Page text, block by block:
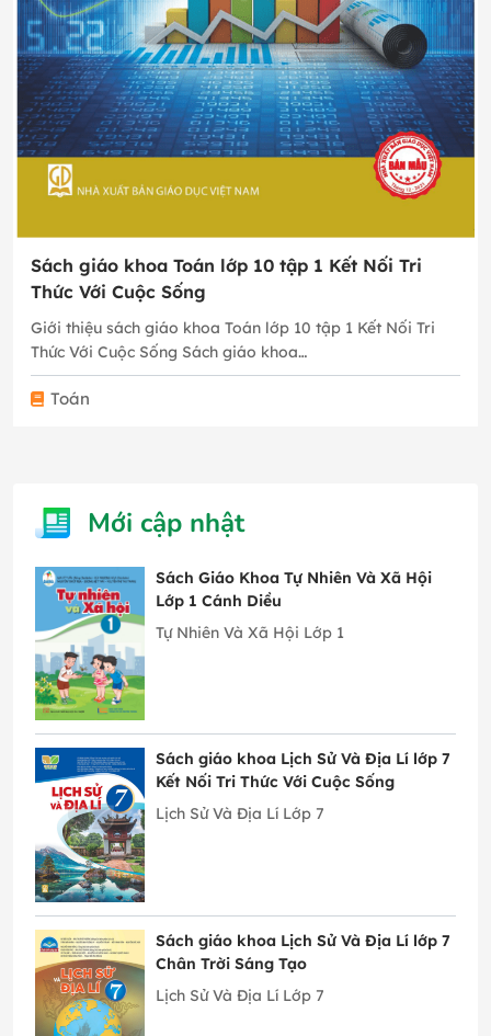
Sách giáo khoa Toán lớp 10 tập 1 Kết Nối Tri
Thức Với Cuộc Sống
Giới thiệu sách giáo khoa Toán lớp 10 tập 1 Kết Nối Tri
Thức Với Cuộc Sống Sách giáo khoa…
Toán
Mới cập nhật
Sách Giáo Khoa Tự Nhiên Và Xã Hội
Lớp 1 Cánh Diều
Tự Nhiên Và Xã Hội Lớp 1
Sách giáo khoa Lịch Sử Và Địa Lí lớp 7
Kết Nối Tri Thức Với Cuộc Sống
Lịch Sử Và Địa Lí Lớp 7
Sách giáo khoa Lịch Sử Và Địa Lí lớp 7
Chân Trời Sáng Tạo
Lịch Sử Và Địa Lí Lớp 7